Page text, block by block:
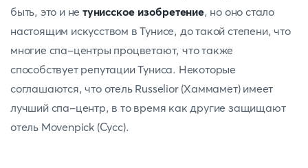
быть, это и нетунисское изобретение, но оно стало
настоящим искусством в Тунисе, до такой степени, что
многие спа-центры процветают, что также
способствует репутации Туниса. Некоторые
соглашаются, что отель Russelior (Хаммамет) имеет
лучший спа-центр, в то время как другие защищают
отель Movenpick (Сусс).